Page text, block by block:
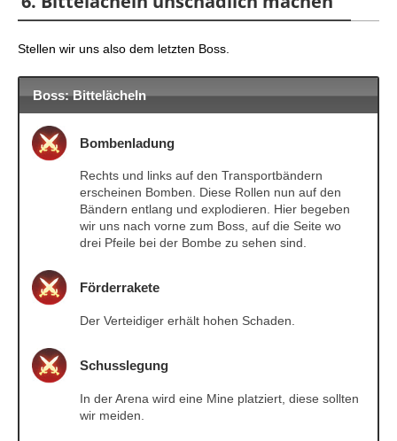
Stellen wir uns also dem letzten Boss.
Boss: Bittelächeln
Bombenladung
Rechts und links auf den Transportbändern
erscheinen Bomben. Diese Rollen nun auf den
Bändern entlang und explodieren. Hier begeben
wir uns nach vorne zum Boss, auf die Seite wo
drei Pfeile bei der Bombe zu sehen sind.
Förderrakete
Der Verteidiger erhält hohen Schaden.
Schusslegung
In der Arena wird eine Mine platziert, diese sollten
wir meiden.